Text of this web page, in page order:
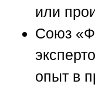
или
Союз
опыт в